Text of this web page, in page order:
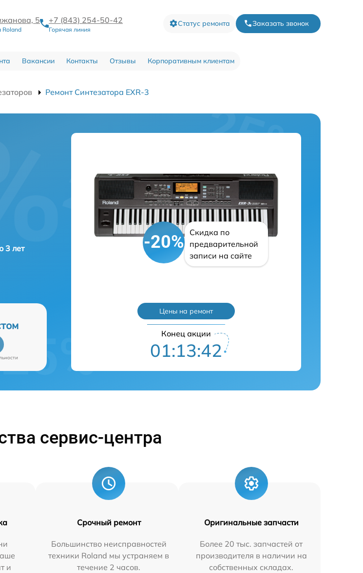
5
Roland
+7 (843) 254-50-42
Горячая линия
Статус ремонта Заказать звонок
Вакансии Контакты Отзывы Корпоративным клиентам
Ремонт Синтезатора EXR-3
3 лет
-20%
Скидка по
предварительной
записи на сайте
Цены на ремонт
Конец акции
01:13:41
сервис-центра
и
Срочный ремонт
Большинство неисправностей
техники Roland мы устраняем в
течение 2 часов.
Оригинальные запчасти
Более 20 тыс. запчастей от
производителя в наличии на
собственных складах.